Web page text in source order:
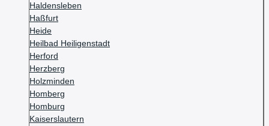
Haldensleben
Haßfurt
Heide
Heilbad Heiligenstadt
Herford
Herzberg
Holzminden
Homberg
Homburg
Kaiserslautern